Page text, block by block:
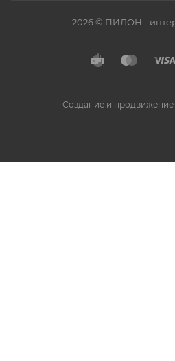
2026 © ПИЛОН -
Создание и продвижение